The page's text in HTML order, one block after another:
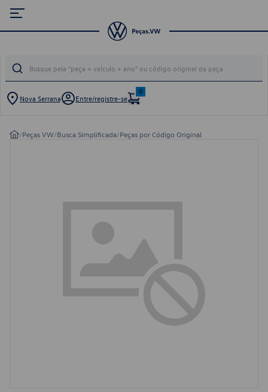
Nova Serrana Entre/registre-se
0
/Peças VW/Busca Simplificada/Peças por Código Original